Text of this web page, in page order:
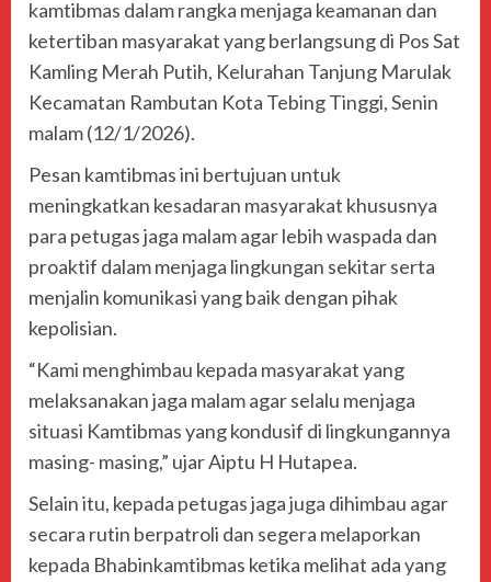
kamtibmas dalam rangka menjaga keamanan dan
ketertiban masyarakat yang berlangsung di Pos Sat
Kamling Merah Putih, Kelurahan Tanjung Marulak
Kecamatan Rambutan Kota Tebing Tinggi, Senin
malam (12/1/2026).
Pesan kamtibmas ini bertujuan untuk
meningkatkan kesadaran masyarakat khususnya
para petugas jaga malam agar lebih waspada dan
proaktif dalam menjaga lingkungan sekitar serta
menjalin komunikasi yang baik dengan pihak
kepolisian.
“Kami menghimbau kepada masyarakat yang
melaksanakan jaga malam agar selalu menjaga
situasi Kamtibmas yang kondusif di lingkungannya
masing- masing,” ujar Aiptu H Hutapea.
Selain itu, kepada petugas jaga juga dihimbau agar
secara rutin berpatroli dan segera melaporkan
kepada Bhabinkamtibmas ketika melihat ada yang